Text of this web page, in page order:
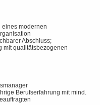
eines modernen
Abschluss;
mit qualitätsbezogenen
Berufserfahrung mit mind.